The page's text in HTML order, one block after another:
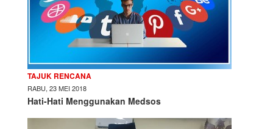
TAJUK RENCANA
RABU, 23 MEI 2018
Hati-Hati Menggunakan Medsos